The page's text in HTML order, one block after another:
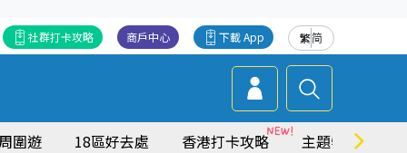
繁简
下載 App
商戶中心
社群打卡攻略
圍遊 18區好去處 香港打卡攻略 主題特集